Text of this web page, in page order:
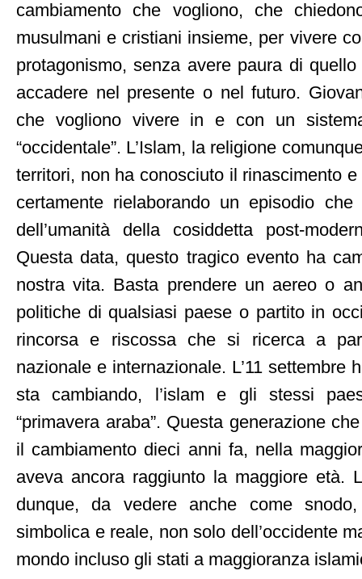
cambiamento che vogliono, che
musulmani e cristiani insieme, per vivere
protagonismo, senza avere paura di
accadere nel presente o nel futuro.
che vogliono vivere in e con un
“occidentale”. L’Islam, la religione
territori, non ha conosciuto il rinascimento e
certamente rielaborando un episodio
dell’umanità della cosiddetta post-
Questa data, questo tragico evento ha
nostra vita. Basta prendere un aereo o
politiche di qualsiasi paese o partito in
rincorsa e riscossa che si ricerca a
nazionale e internazionale. L’11 settembre
sta cambiando, l’islam e gli stessi
“primavera araba”. Questa generazione
il cambiamento dieci anni fa, nella
aveva ancora raggiunto la maggiore età.
dunque, da vedere anche come
simbolica e reale, non solo dell’occidente
mondo incluso gli stati a maggioranza